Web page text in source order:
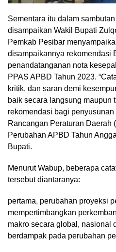
Sementara itu dalam
disampaikan Wakil Bupati
Pemkab Pesibar
disampaikannya rekomendasi
penandatanganan nota
PPAS APBD Tahun 2023.
kritik, dan saran demi
baik secara langsung maupun
rekomendasi bagi
Rancangan Peraturan Daerah
Perubahan APBD Tahun
Bupati.
Menurut Wabup, beberapa
tersebut diantaranya:
pertama, perubahan proyeksi
mempertimbangkan
makro secara global, nasional
berdampak pada perubahan